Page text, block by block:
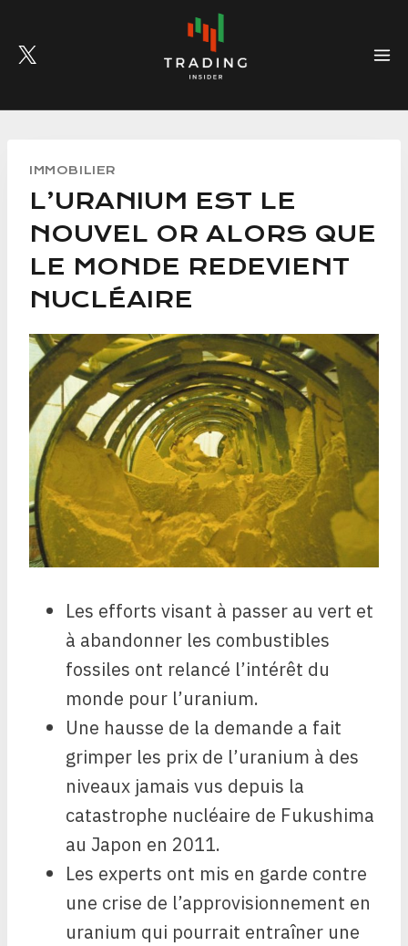
content
IMMOBILIER
L’URANIUM EST LE
NOUVEL OR ALORS QUE
LE MONDE REDEVIENT
NUCLÉAIRE
Les efforts visant à passer au vert et
à abandonner les combustibles
fossiles ont relancé l’intérêt du
monde pour l’uranium.
Une hausse de la demande a fait
grimper les prix de l’uranium à des
niveaux jamais vus depuis la
catastrophe nucléaire de Fukushima
au Japon en 2011.
Les experts ont mis en garde contre
une crise de l’approvisionnement en
uranium qui pourrait entraîner une